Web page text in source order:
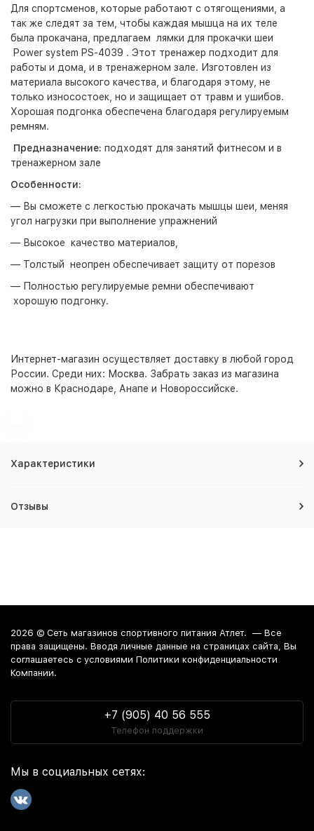
Для спортсменов, которые работают с отягощениями, а
так же следят за тем, чтобы каждая мышца на их теле
была прокачана, предлагаем лямки для прокачки шеи
Power system PS-4039 . Этот тренажер подходит для
работы и дома, и в тренажерном зале. Изготовлен из
материала высокого качества, и благодаря этому, не
только износостоек, но и защищает от травм и ушибов.
Хорошая подгонка обеспечена благодаря регулируемым
ремням.
Предназначение: подходят для занятий фитнесом и в
тренажерном зале
Особенности:
— Вы сможете с легкостью прокачать мышцы шеи, меняя
угол нагрузки при выполнение упражнений
— Высокое качество материалов,
— Толстый неопрен обеспечивает защиту от порезов
— Полностью регулируемые ремни обеспечивают
хорошую подгонку.
Интернет-магазин осуществляет доставку в любой город
России. Среди них: Москва. Забрать заказ из магазина
можно в Краснодаре, Анапе и Новороссийске.
Характеристики
Отзывы
2026 © Сеть магазинов спортивного питания Атлет. — Все
права защищены. Вводя личные данные на страницах сайта, Вы
соглашаетесь c условиями Политики конфиденциальности
Компании.
+7 (905) 40 56 555
Телефон поддержки
Мы в социальных сетях: